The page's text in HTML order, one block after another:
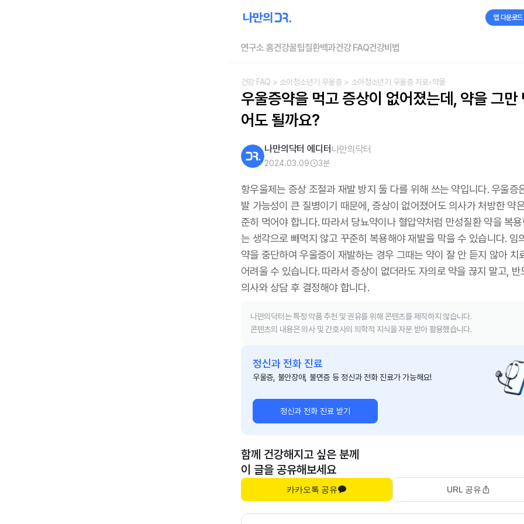
앱 다운로드
연구소 홈건강꿀팁질환백과건강 FAQ건강비법
건강 FAQ > 소아청소년기 우울증> 소아청소년기 우울증 치료•약물
우울증약을 먹고 증상이 없어졌는데, 약을 그만
어도 될까요?
나만의닥터 에디터 나만의닥터
2024.03.09 3분
항우울제는 증상 조절과 재발 방지 둘 다를 위해 쓰는 약입니다. 우울증
발 가능성이 큰 질병이기 때문에, 증상이 없어졌어도 의사가 처방한 약
준히 먹어야 합니다. 따라서 당뇨약이나 혈압약처럼 만성질환 약을 복
는 생각으로 빼먹지 않고 꾸준히 복용해야 재발을 막을 수 있습니다. 임
약을 중단하여 우울증이 재발하는 경우 그때는 약이 잘 안 듣지 않아 치
어려울 수 있습니다. 따라서 증상이 없더라도 자의로 약을 끊지 말고, 반
의사와 상담 후 결정해야 합니다.
나만의닥터는 특정 약품 추천 및 권유를 위해 콘텐츠를 제작하지 않습니다.
콘텐츠의 내용은 의사 및 간호사의 의학적 지식을 자문 받아 활용했습니다.
정신과 전화 진료
우울증, 불안장애, 불면증 등 정신과 전화 진료가 가능해요!
정신과 전화 진료 받기
함께 건강해지고 싶은 분께
이 글을 공유해보세요
카카오톡 공유 URL 공유